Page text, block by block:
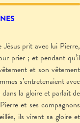
prit avec lui Pierre,
prier ; et pendant qu’il
et son vêtement
s’entretenaient avec
la gloire et parlait de
et ses compagnons
ils virent sa gloire et